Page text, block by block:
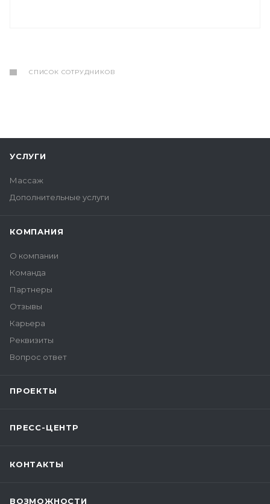
СПИСОК СОТРУДНИКОВ
УСЛУГИ
Массаж
Дополнительные услуги
КОМПАНИЯ
О компании
Команда
Партнеры
Отзывы
Карьера
Реквизиты
Вопрос ответ
ПРОЕКТЫ
ПРЕСС-ЦЕНТР
КОНТАКТЫ
ВОЗМОЖНОСТИ